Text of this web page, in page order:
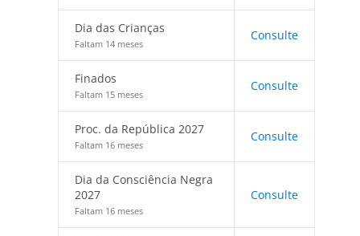
Dia das Crianças
Faltam 14 meses
Consulte
Finados
Faltam 15 meses
Consulte
Proc. da República 2027
Faltam 16 meses
Consulte
Dia da Consciência Negra
2027
Faltam 16 meses
Consulte